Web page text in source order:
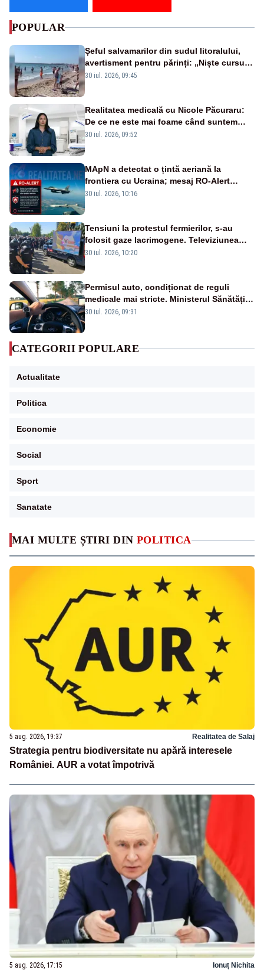
MAI MULTE ȘTIRI DIN POLITICA
5 aug. 2026, 19:37 Realitatea de Salaj
Strategia pentru biodiversitate nu apără interesele
României. AUR a votat împotrivă
5 aug. 2026, 17:15 Ionuț Nichita
POPULAR
Șeful salvamarilor din sudul litoralului,
avertisment pentru părinți: „Niște cursuri
de înot la piscină nu sunt suficiente”
30 iul. 2026, 09:45
Realitatea medicală cu Nicole Păcuraru:
De ce ne este mai foame când suntem
obosiți?
30 iul. 2026, 09:52
MApN a detectat o țintă aeriană la
frontiera cu Ucraina; mesaj RO-Alert
transmis în județul Tulcea
30 iul. 2026, 10:16
Tensiuni la protestul fermierilor, s-au
folosit gaze lacrimogene. Televiziunea
Poporului face apel la calm – LIVE TEXT
30 iul. 2026, 10:20
Permisul auto, condiționat de reguli
medicale mai stricte. Ministerul Sănătății
propune schimbări majore
30 iul. 2026, 09:31
CATEGORII POPULARE
Actualitate
Politica
Economie
Social
Sport
Sanatate